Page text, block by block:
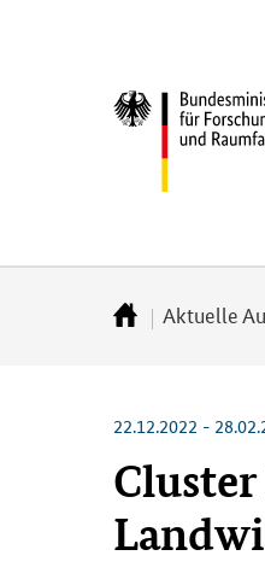
(Eingabetaste)
(Eingabetaste)
(Eingabetaste)
Raumfahrt
StartseiteAktuelle
22.12.2022 -